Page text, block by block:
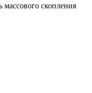
скопления